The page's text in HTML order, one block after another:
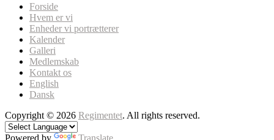
Forside
Hvem er vi
Enheder vi portrætterer
Kalender
Galleri
Medlemskab
Kontakt os
English
Dansk
Copyright © 2026 Regimentet. All rights reserved.
Powered by Translate